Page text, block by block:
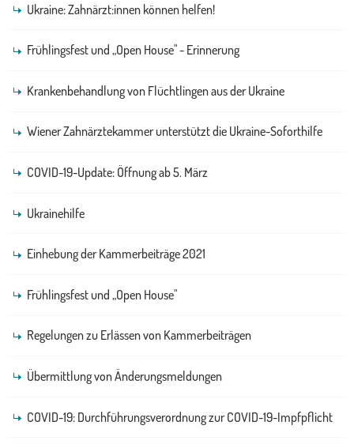
Ukraine: Zahnärzt:innen können helfen!
Frühlingsfest und „Open House" - Erinnerung
Krankenbehandlung von Flüchtlingen aus der Ukraine
Wiener Zahnärztekammer unterstützt die Ukraine-Soforthilfe
COVID-19-Update: Öffnung ab 5. März
Ukrainehilfe
Einhebung der Kammerbeiträge 2021
Frühlingsfest und „Open House"
Regelungen zu Erlässen von Kammerbeiträgen
Übermittlung von Änderungsmeldungen
COVID-19: Durchführungsverordnung zur COVID-19-Impfpflicht